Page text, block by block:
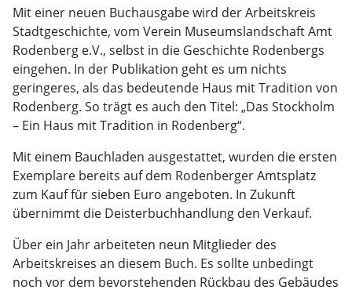
Mit einer neuen Buchausgabe wird der Arbeitskreis
Stadtgeschichte, vom Verein Museumslandschaft Amt
Rodenberg e.V., selbst in die Geschichte Rodenbergs
eingehen. In der Publikation geht es um nichts
geringeres, als das bedeutende Haus mit Tradition von
Rodenberg. So trägt es auch den Titel: „Das Stockholm
– Ein Haus mit Tradition in Rodenberg“.
Mit einem Bauchladen ausgestattet, wurden die ersten
Exemplare bereits auf dem Rodenberger Amtsplatz
zum Kauf für sieben Euro angeboten. In Zukunft
übernimmt die Deisterbuchhandlung den Verkauf.
Über ein Jahr arbeiteten neun Mitglieder des
Arbeitskreises an diesem Buch. Es sollte unbedingt
noch vor dem bevorstehenden Rückbau des Gebäudes